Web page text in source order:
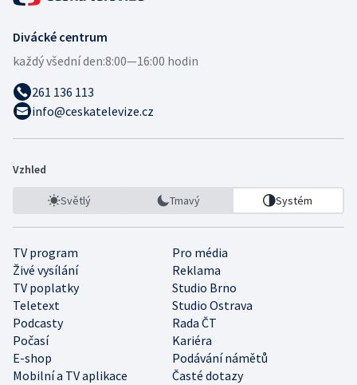
Divácké centrum
každý všední den:8:00—16:00 hodin
261 136 113
info@ceskatelevize.cz
Vzhled
Světlý Tmavý Systém
TV program
Pro média
Živé vysílání
Reklama
TV poplatky
Studio Brno
Teletext
Studio Ostrava
Podcasty
Rada ČT
Počasí
Kariéra
E-shop
Podávání námětů
Mobilní a TV aplikace
Časté dotazy